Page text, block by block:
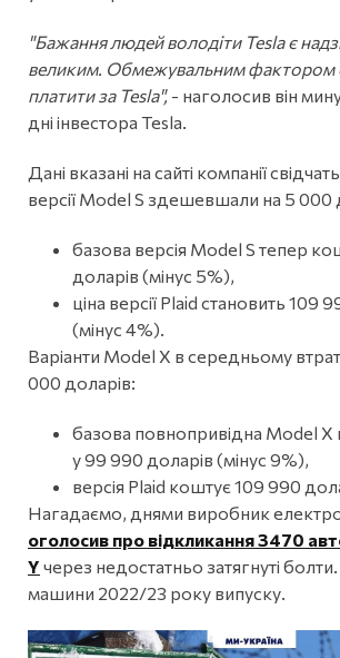
"Бажання людей володіти Tesla є
великим. Обмежувальним фактором є
платити за Tesla", - наголосив він
дні інвестора Tesla.
Дані вказані на сайті компанії
версії Model S здешевшали на 5 000
базова версія Model S тепер
доларів (мінус 5%),
ціна версії Plaid становить 109
(мінус 4%).
Варіанти Model X в середньому
000 доларів:
базова повнопривідна Model X
у 99 990 доларів (мінус 9%),
версія Plaid коштує 109 990
Нагадаємо, днями виробник
оголосив про відкликання 3470
Y через недостатньо затягнуті
машини 2022/23 року випуску.